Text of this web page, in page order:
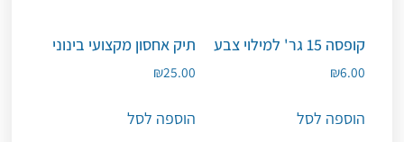
קופסה 15 גר' למילוי צבע
₪6.00
הוספה לסל
תיק אחסון מקצועי בינוני
₪25.00
הוספה לסל